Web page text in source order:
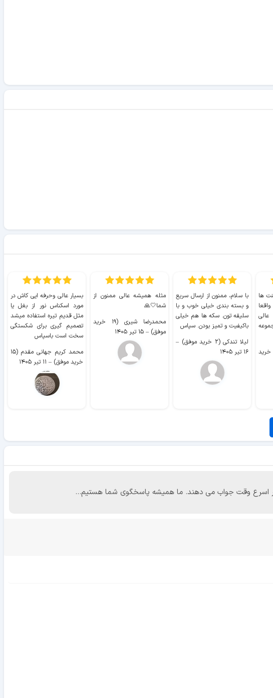
ها
جلیلیان (۱ خرید
با سلام، ممنون از ارسال سریع
و بسته بندی خیلی خوب و با
سلیقه تون. سکه ها هم خیلی
باکیفیت و تمیز بودن. سپاس
لیلا تندکی (۲ خرید موفق)
–
۱۶ تیر ۱۴۰۵
مثله همیشه عالی ممنون از
شما🤍🙏
محمدرضا شیری (۱۹ خرید
موفق) – ۱۵ تیر ۱۴۰۵
بسیار عالی وحرفه ایی کاش در
مورد اسکناس نور از بغل یا
مثل قدیم تیره استفاده میشد
تصمیم گیری برای شکستگی
سخت است باسپاس
محمد کریم جهانی مقدم (۱۵
خرید موفق) – ۱۱ تیر ۱۴۰۵
در اسرع وقت جواب می دهند. ما همیشه پاسخگوی شما هستیم...